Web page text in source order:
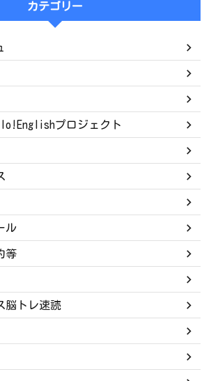
カテゴリー
プロジェクト
ル
等
脳トレ速読